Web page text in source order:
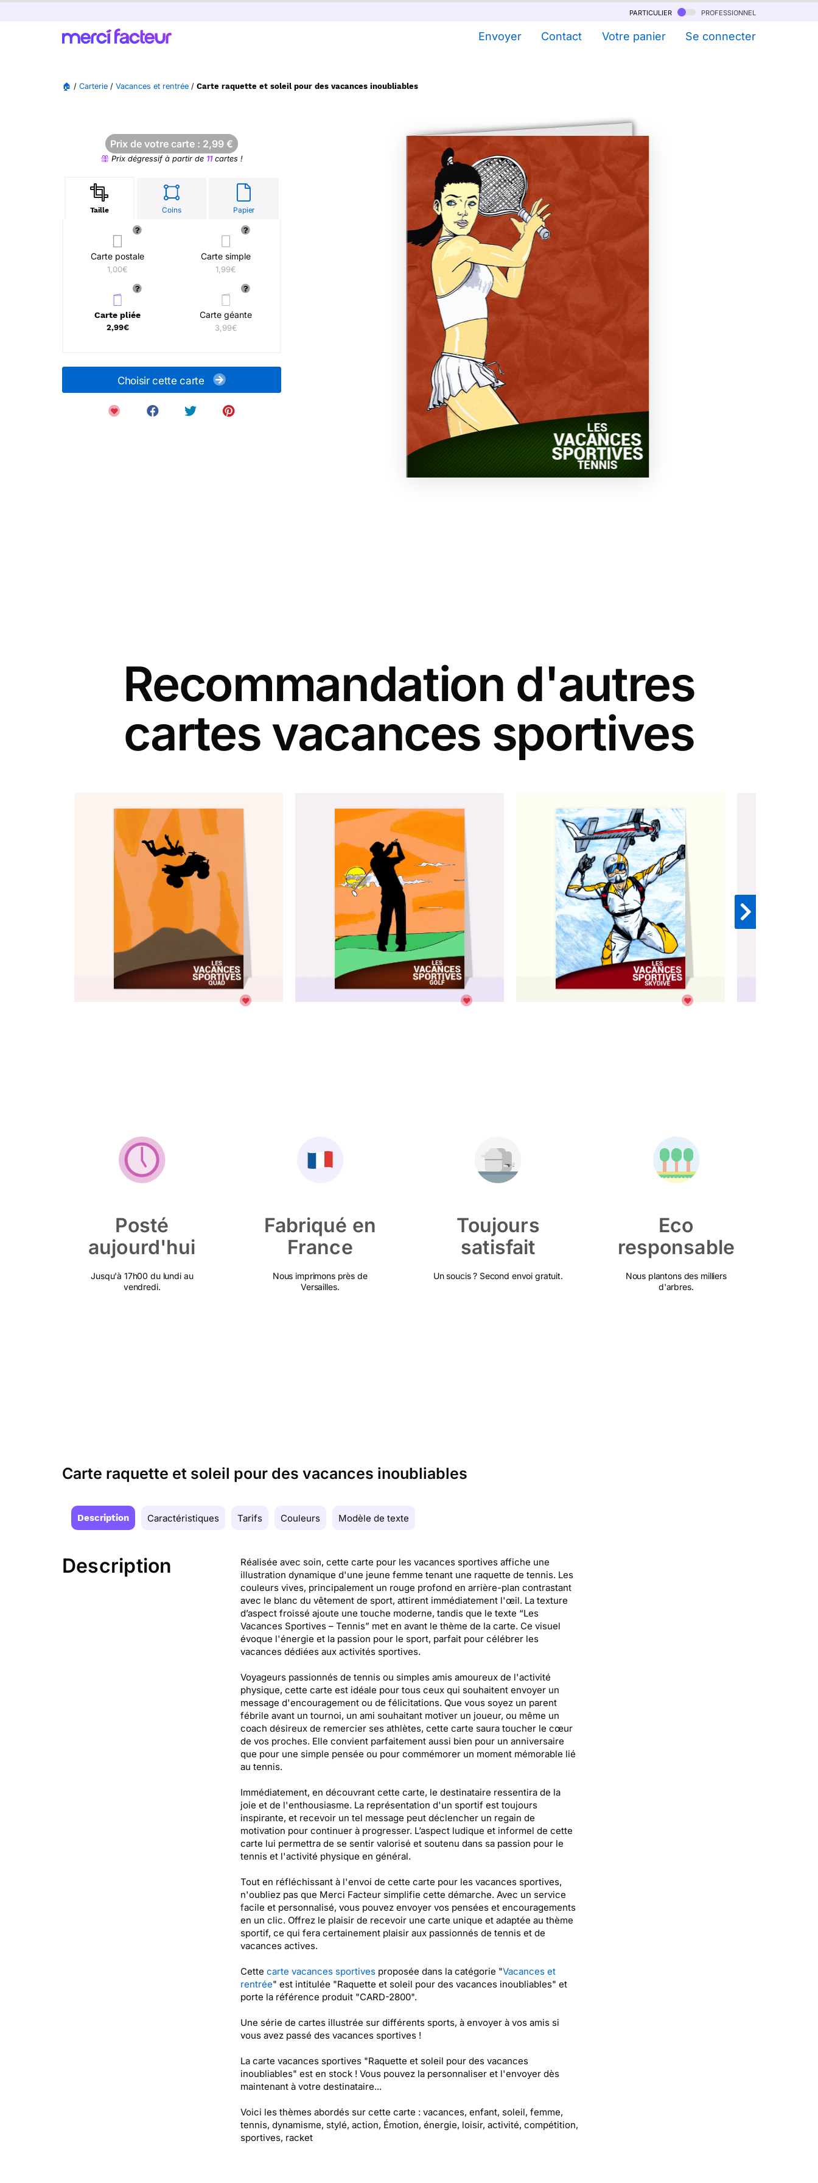
particulier professionnel
Envoyer Contact Votre panier Se connecter
🏠 / Carterie / Vacances et rentrée / Carte raquette et soleil pour des vacances inoubliables
Prix de votre carte : 2,99 €
Prix dégressif à partir de 11cartes !
Taille Coins Papier
Carte postale
1,00€
Carte simple
1,99€
Carte pliée
2,99€
Carte géante
3,99€
Choisir cette carte
Recommandation d'autres
cartes vacances sportives
Posté
aujourd'hui
Jusqu'à 17h00 du lundi au
vendredi.
Fabriqué en
France
Nous imprimons près de
Versailles.
Toujours
satisfait
Un soucis ? Second envoi gratuit.
Eco
responsable
Nous plantons des milliers
d'arbres.
Carte raquette et soleil pour des vacances inoubliables
Description Caractéristiques Tarifs Couleurs Modèle de texte
Description
Réalisée avec soin, cette carte pour les vacances sportives affiche une
illustration dynamique d'une jeune femme tenant une raquette de tennis. Les
couleurs vives, principalement un rouge profond en arrière-plan contrastant
avec le blanc du vêtement de sport, attirent immédiatement l'œil. La texture
d’aspect froissé ajoute une touche moderne, tandis que le texte “Les
Vacances Sportives – Tennis” met en avant le thème de la carte. Ce visuel
évoque l'énergie et la passion pour le sport, parfait pour célébrer les
vacances dédiées aux activités sportives.
Voyageurs passionnés de tennis ou simples amis amoureux de l'activité
physique, cette carte est idéale pour tous ceux qui souhaitent envoyer un
message d'encouragement ou de félicitations. Que vous soyez un parent
fébrile avant un tournoi, un ami souhaitant motiver un joueur, ou même un
coach désireux de remercier ses athlètes, cette carte saura toucher le cœur
de vos proches. Elle convient parfaitement aussi bien pour un anniversaire
que pour une simple pensée ou pour commémorer un moment mémorable lié
au tennis.
Immédiatement, en découvrant cette carte, le destinataire ressentira de la
joie et de l'enthousiasme. La représentation d'un sportif est toujours
inspirante, et recevoir un tel message peut déclencher un regain de
motivation pour continuer à progresser. L’aspect ludique et informel de cette
carte lui permettra de se sentir valorisé et soutenu dans sa passion pour le
tennis et l'activité physique en général.
Tout en réfléchissant à l'envoi de cette carte pour les vacances sportives,
n'oubliez pas que Merci Facteur simplifie cette démarche. Avec un service
facile et personnalisé, vous pouvez envoyer vos pensées et encouragements
en un clic. Offrez le plaisir de recevoir une carte unique et adaptée au thème
sportif, ce qui fera certainement plaisir aux passionnés de tennis et de
vacances actives.
Cette carte vacances sportivesproposée dans la catégorie "Vacances et
rentrée" est intitulée "Raquette et soleil pour des vacances inoubliables" et
porte la référence produit "CARD-2800".
Une série de cartes illustrée sur différents sports, à envoyer à vos amis si
vous avez passé des vacances sportives !
La carte vacances sportives "Raquette et soleil pour des vacances
inoubliables" est en stock ! Vous pouvez la personnaliser et l'envoyer dès
maintenant à votre destinataire...
Voici les thèmes abordés sur cette carte : vacances, enfant, soleil, femme,
tennis, dynamisme, stylé, action, Émotion, énergie, loisir, activité, compétition,
sportives, racket